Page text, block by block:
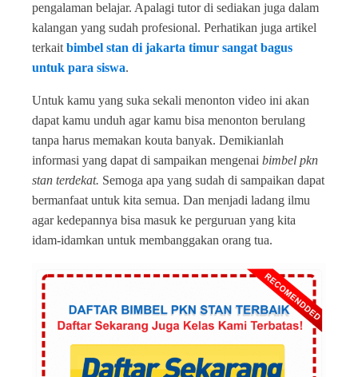
pengalaman belajar. Apalagi tutor di sediakan juga dalam
kalangan yang sudah profesional. Perhatikan juga artikel
terkait bimbel stan di jakarta timur sangat bagus
untuk para siswa.
Untuk kamu yang suka sekali menonton video ini akan
dapat kamu unduh agar kamu bisa menonton berulang
tanpa harus memakan kouta banyak. Demikianlah
informasi yang dapat di sampaikan mengenai bimbel pkn
stan terdekat. Semoga apa yang sudah di sampaikan dapat
bermanfaat untuk kita semua. Dan menjadi ladang ilmu
agar kedepannya bisa masuk ke perguruan yang kita
idam-idamkan untuk membanggakan orang tua.